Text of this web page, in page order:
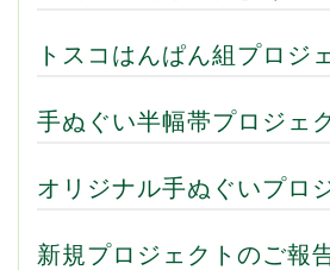
トスコはんぱん組プロジ
手ぬぐい半幅帯プロジェ
オリジナル手ぬぐいプロ
新規プロジェクトのご報